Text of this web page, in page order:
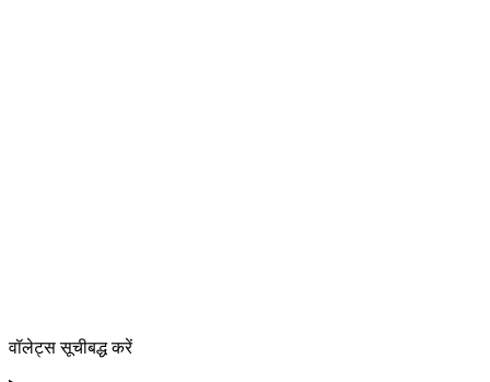
वॉलेट्स सूचीबद्ध करें